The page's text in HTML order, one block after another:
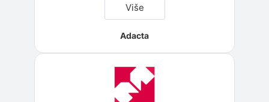
Više“Adacta”
Adacta